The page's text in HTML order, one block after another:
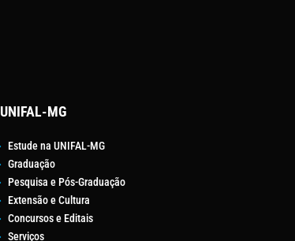
UNIFAL-MG
Estude na UNIFAL-MG
Graduação
Pesquisa e Pós-Graduação
Extensão e Cultura
Concursos e Editais
Serviços